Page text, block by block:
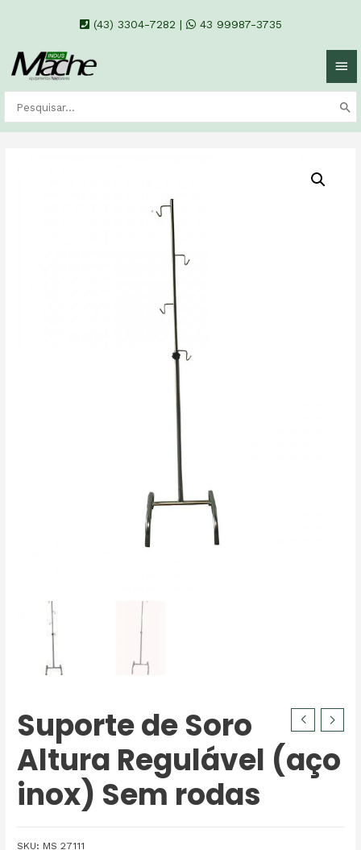
(43) 3304-7282 | 43 99987-3735
Suporte de Soro
Altura Regulável (aço
inox) Sem rodas
SKU: MS 27111